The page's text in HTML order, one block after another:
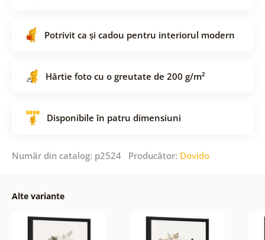
Potrivit ca și cadou pentru interiorul modern
Hârtie foto cu o greutate de 200 g/m²
Disponibile în patru dimensiuni
Număr din catalog: p2524 Producător: Dovido
Alte variante